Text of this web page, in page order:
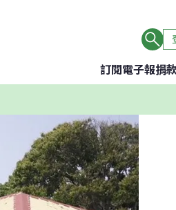
訂閱電子報捐